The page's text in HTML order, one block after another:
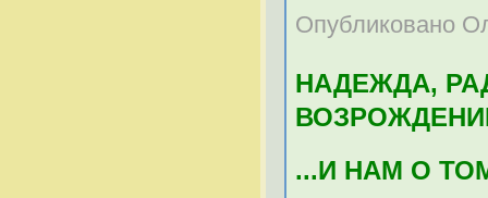
Опубликовано
НАДЕЖДА,
...И НАМ О